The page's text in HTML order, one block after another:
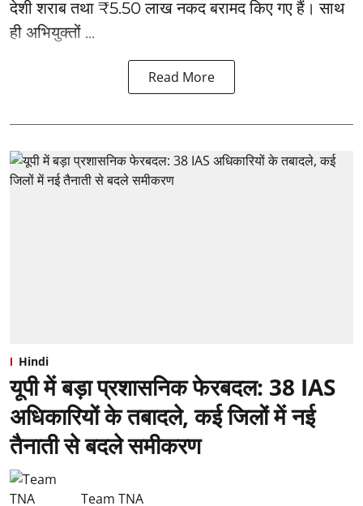
देशी शराब तथा ₹5.50 लाख नकद बरामद किए गए हैं। साथ
ही अभियुक्तों ...
Read More
Hindi
यूपी में बड़ा प्रशासनिक फेरबदल: 38 IAS
अधिकारियों के तबादले, कई जिलों में नई
तैनाती से बदले समीकरण
Team TNA